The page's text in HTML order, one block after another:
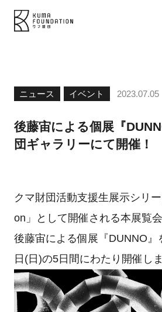
ニュース イベント 2023.07.05
後藤宙による個展『
団ギャラリーにて開催！
クマ財団活動支援生展示シリ
on」として開催される本展覧会
後藤宙による個展『DUNNO』
日(日)の5日間にわたり開催しま